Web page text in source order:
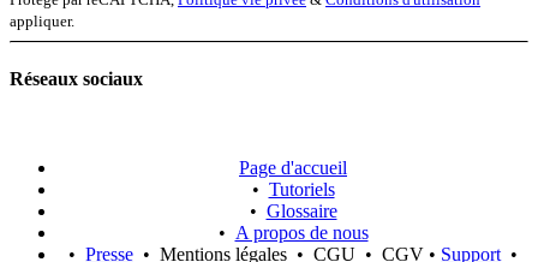
appliquer.
Réseaux sociaux
Page d'accueil
• Tutoriels
• Glossaire
• A propos de nous
• Presse • Mentions légales • CGU • CGV • Support •